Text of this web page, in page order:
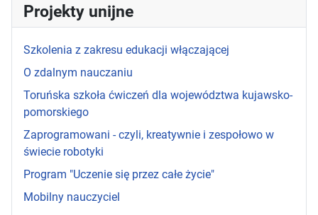
Projekty unijne
Szkolenia z zakresu edukacji włączającej
O zdalnym nauczaniu
Toruńska szkoła ćwiczeń dla województwa kujawsko-
pomorskiego
Zaprogramowani - czyli, kreatywnie i zespołowo w
świecie robotyki
Program "Uczenie się przez całe życie"
Mobilny nauczyciel